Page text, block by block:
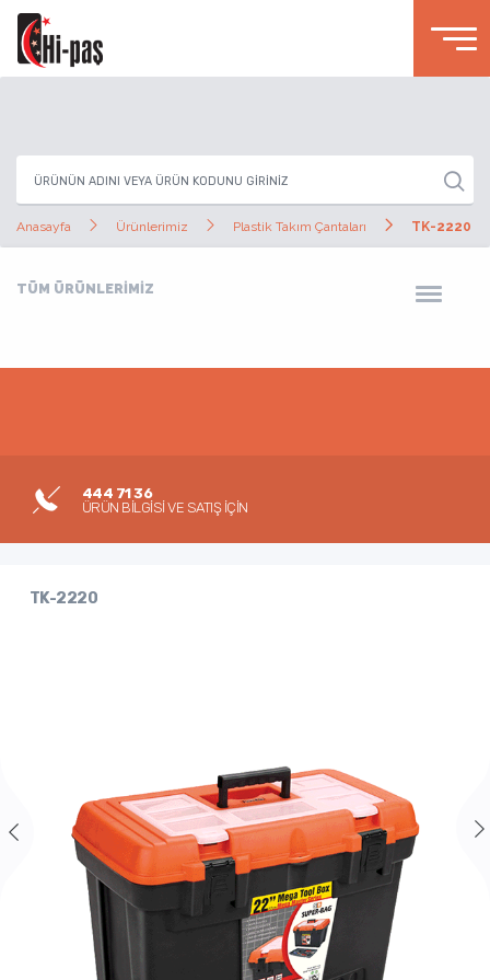
Anasayfa Ürünlerimiz Plastik Takım Çantaları TK-2220
TÜM ÜRÜNLERİMİZ
444 71 36
ÜRÜN BİLGİSİ VE SATIŞ İÇİN
TK-2220